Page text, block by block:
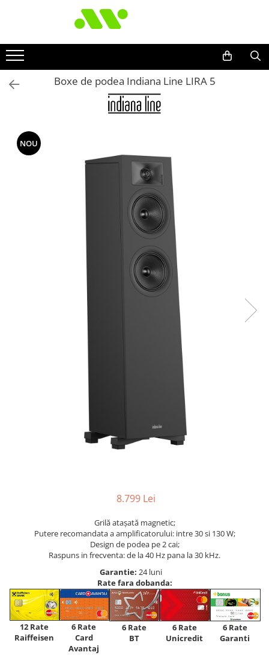
Boxe de podea Indiana Line LIRA 5
NOU
8.799 Lei
Grilă atașată magnetic;
Putere recomandata a amplificatorului: intre 30 si 130 W;
Design de podea pe 2 cai;
Raspuns in frecventa: de la 40 Hz pana la 30 kHz.
Garantie: 24 luni
Rate fara dobanda:
12 Rate
Raiffeisen
6 Rate
Card
Avantaj
6 Rate
BT
6 Rate
Unicredit
6 Rate
Garanti